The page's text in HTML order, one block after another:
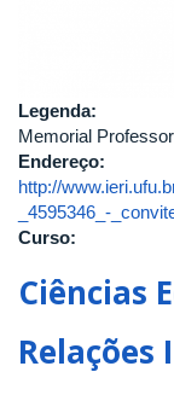
Legenda:
Memorial
Endereço:
http://
_4595346_-
Curso:
Ciências